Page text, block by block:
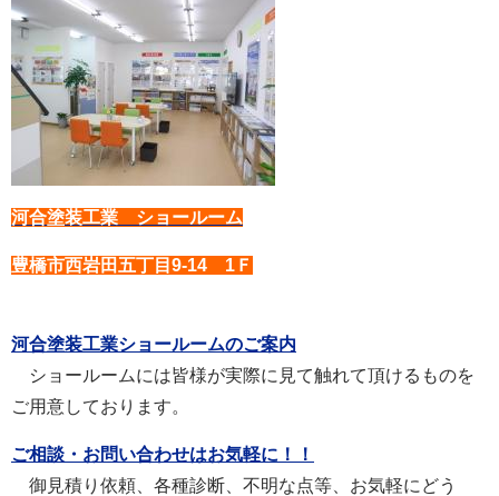
河合塗装工業 ショールーム
豊橋市西岩田五丁目9-14 1Ｆ
河合塗装工業ショールームのご案内
ショールームには皆様が実際に見て触れて頂けるものを
ご用意しております。
ご相談・お問い合わせはお気軽に！！
御見積り依頼、各種診断、不明な点等、お気軽にどう